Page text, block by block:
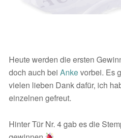
Heute werden die ersten
doch auch bei Ankevorbei. Es
vielen lieben Dank dafür, ich
einzelnen gefreut.
Hinter Tür Nr. 4 gab es die